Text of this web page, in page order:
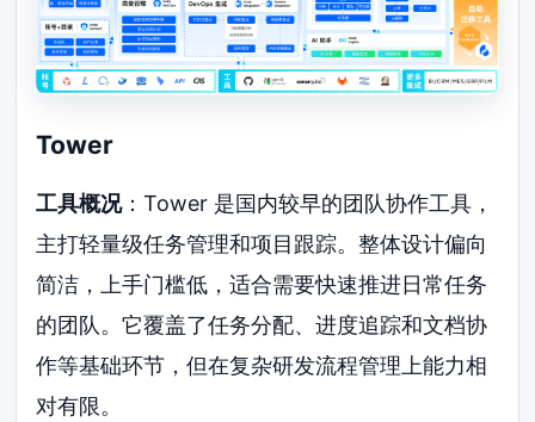
Tower
工具概况：Tower 是国内较早的团队协作工具，
主打轻量级任务管理和项目跟踪。整体设计偏向
简洁，上手门槛低，适合需要快速推进日常任务
的团队。它覆盖了任务分配、进度追踪和文档协
作等基础环节，但在复杂研发流程管理上能力相
对有限。